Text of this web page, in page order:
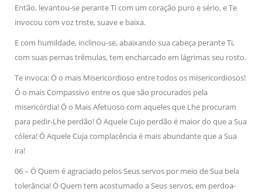
Então, levantou-se perante Ti com um coração puro e sério, e Te
invocou com voz triste, suave e baixa.
E com humildade, inclinou-se, abaixando sua cabeça perante Ti,
com suas pernas trêmulas, tem encharcado em lágrimas seu rosto.
Te invoca: Ó o mais Misericordioso entre todos os misericordiosos!
Ó o mais Compassivo entre os que são procurados pela
misericórdia! Ó o Mais Afetuoso com aqueles que Lhe procuram
para pedir-Lhe perdão! Ó Aquele Cujo perdão é maior do que a Sua
cólera! Ó Aquele Cuja complacência é mais abundante que a Sua
ira!
06 – Ó Quem é agraciado pelos Seus servos por meio de Sua bela
tolerância! Ó Quem tem acostumado a Seus servos, em perdoa-